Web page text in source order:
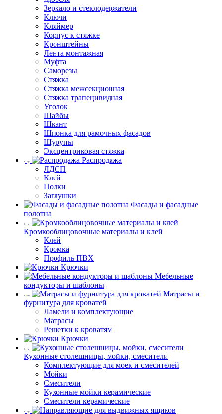
Зеркало и стеклодержатели
Ключи
Кляймер
Корпус к стяжке
Кронштейны
Лента монтажная
Муфта
Саморезы
Стяжка
Стяжка межсекционная
Стяжка трапецивидная
Уголок
Шайбы
Шкант
Шпонка для рамочных фасадов
Шурупы
Эксцентриковая стяжка
Распродажа
ЛДСП
Клей
Полки
Заглушки
Фасады и фасадные
полотна
Кромкооблицовочные материалы и клей
Клей
Кромка
Профиль ПВХ
Крючки
Мебельные
кондукторы и шаблоны
Матрасы и
фурнитура для кроватей
Ламели и комплектующие
Матрасы
Решетки к кроватям
Крючки
Кухонные столешницы, мойки, смесители
Комплектующие для моек и смесителей
Мойки
Смесители
Кухонные мойки керамические
Смесители керамические